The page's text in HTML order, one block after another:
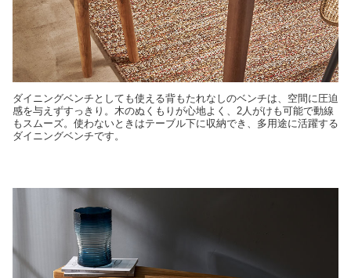
ダイニングベンチとしても使える背もたれなしのベンチは、空間に圧迫
感を与えずすっきり。木のぬくもりが心地よく、2人がけも可能で動線
もスムーズ。使わないときはテーブル下に収納でき、多用途に活躍する
ダイニングベンチです。